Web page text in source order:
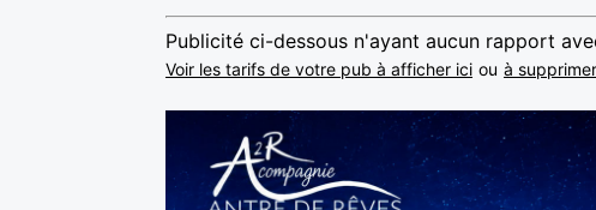
Publicité ci-dessous n'ayant aucun rapport
Voir les tarifs de votre pub à afficher ici ou à